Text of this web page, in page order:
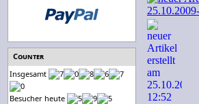
Counter
Insgesamt
Besucher heute